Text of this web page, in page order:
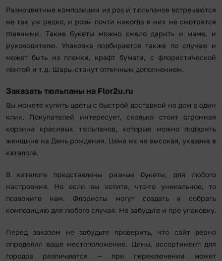
Разноцветные композиции из роз и тюльпанов встречаются
не так уж редко, и розы почти никогда в них не смотрятся
главными. Такие букеты можно смело дарить и маме, и
руководителю. Упаковка подбирается также по случаю и
может быть из пленки, крафт бумаги, с флористической
лентой и т.д. Шары станут отличным дополнением.
Заказать тюльпаны на Flor2u.ru
Вы можете купить цветы с быстрой доставкой на дом в один
клик. Покупателей интересует, сколько стоит огромная
корзина красивых тюльпанов, которые можно подарить
женщине на День рождения. Цена их не высокая, указана в
каталоге.
В каталоге представлены разные букеты, для любого
настроения. Но если вы хотите, что-то уникальное, то
позвоните нам. Флористы могут создать и собрать
композицию для любого случая. Не забудьте и про упаковку.
Перед заказом не забудьте проверить, что сайт верно
определил ваше местоположение. Цены, ассортимент для
городов различаются — при переключении может